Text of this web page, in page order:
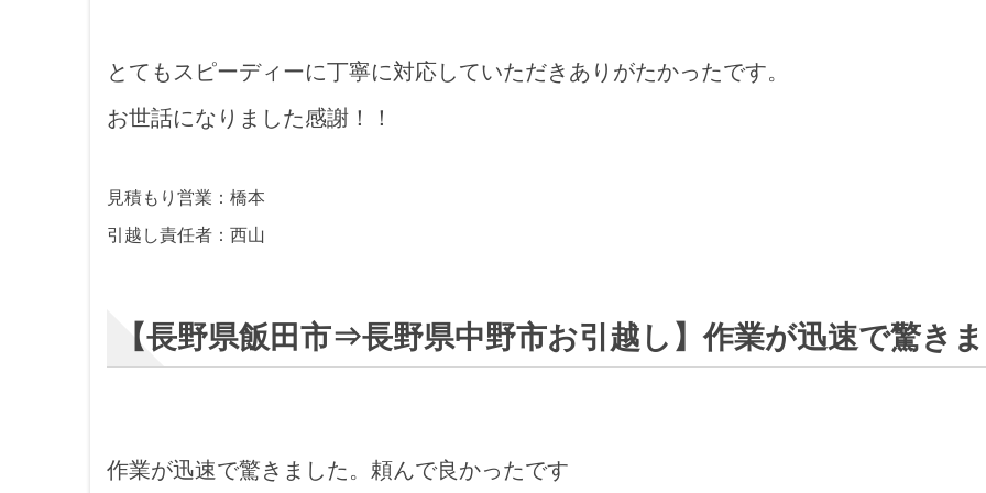
とてもスピーディーに丁寧に対応していただきありがたかったです。
お世話になりました感謝！！
見積もり営業：橋本
引越し責任者：西山
【長野県飯田市⇒長野県中野市お引越し】作業が迅速で驚き
作業が迅速で驚きました。頼んで良かったです